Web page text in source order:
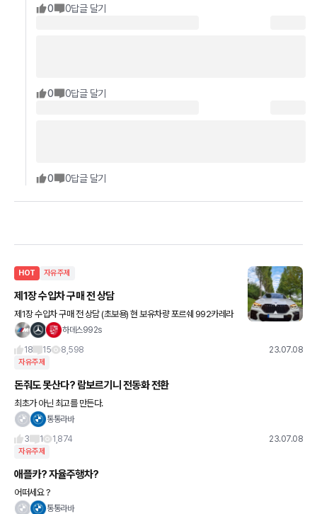
0 0답글 달기
0 0답글 달기
0 0답글 달기
HOT 자유주제
제1장 수입차 구매 전 상담
제1장 수입차 구매 전 상담 (초보용) 현 보유차량 포르쉐 992카레라
s 포르쉐 파라메라4 BMW X6M50i ☆돈이 많으신 분은 이글 넘기하데스992s
18
15 8,598 23.07.08
자유주제
돈줘도 못산다? 람보르기니 전동화 전환
최초가 아닌 최고를 만든다.
통통라바
3
1 1,874 23.07.08
자유주제
애플카? 자율주행차?
어떠세요 ?
통통라바